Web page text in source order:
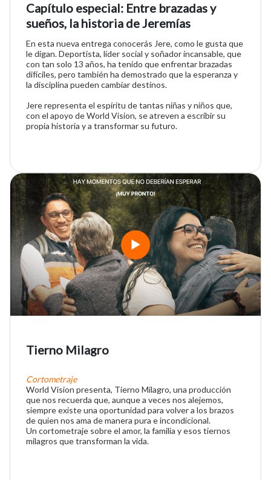
Capítulo especial: Entre brazadas y
sueños, la historia de Jeremías
En esta nueva entrega conocerás Jere, como le gusta que
le digan. Deportista, líder social y soñador incansable, que
con tan solo 13 años, ha tenido que enfrentar brazadas
difíciles, pero también ha demostrado que la esperanza y
la disciplina pueden cambiar destinos.
Jere representa el espíritu de tantas niñas y niños que,
con el apoyo de World Vision, se atreven a escribir su
propia historia y a transformar su futuro.
Tierno Milagro
Cortometraje
World Vision presenta, Tierno Milagro, una producción
que nos recuerda que, aunque a veces nos alejemos,
siempre existe una oportunidad para volver a los brazos
de quien nos ama de manera pura e incondicional.
Un cortometraje sobre el amor, la familia y esos tiernos
milagros que transforman la vida.